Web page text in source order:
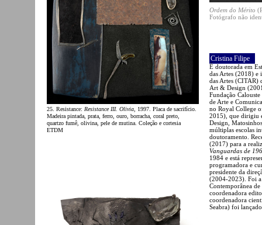
25. Resistance: Resistance III. Olivia , 1997. Placa de sacrifício.
Madeira pintada, prata, ferro, ouro, borracha, coral preto,
quartzo fumê, olivina, pele de mutina. Coleção e cortesia
ETDM
Ordem do Mérito
Fotógrafo não
Cristina Filipe
É doutorada em
das Artes (2018) e
das Artes (CITAR)
Art & Design
Fundação
de Arte e
no Royal College
2015), que dirigiu
Design,
múltiplas escolas
doutoramento.
(2017) para a
Vanguardas de
1984 e está
programadora e
presidente da
(2004-2023). Foi a
Contemporânea
coordenadora
coordenadora
Seabra) foi